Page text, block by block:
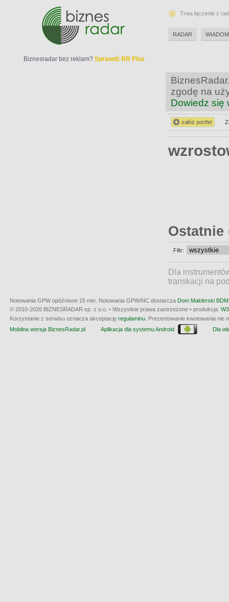
zgodę na
Dowiedz się
załóż portfel
Ostatnie
Filtr:
Dla
transkacji na
Biznesradar bez reklam? Sprawdź BR Plus
Trwa łączenie z
RADAR
Notowania GPW opóźnione 15 min. Notowania GPW/NC dostarcza Dom Maklerski
© 2010-2026 BIZNESRADAR sp. z o.o. • Wszystkie prawa zastrzeżone • produkcja:
Korzystanie z serwisu oznacza akceptację regulaminu . Prezentowanie kwotowania
Mobilna wersja BiznesRadar.pl
Aplikacja dla systemu Android Dla